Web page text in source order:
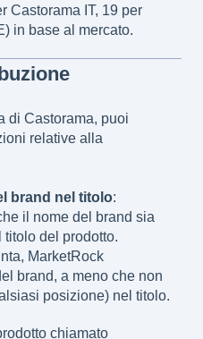
Castorama IT, 19 per
in base al mercato.
di Castorama, puoi
relative alla
brand nel titolo:
il nome del brand sia
del prodotto.
MarketRock
brand, a meno che non
posizione) nel titolo.
chiamato